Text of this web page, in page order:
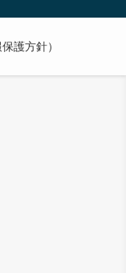
護方針）